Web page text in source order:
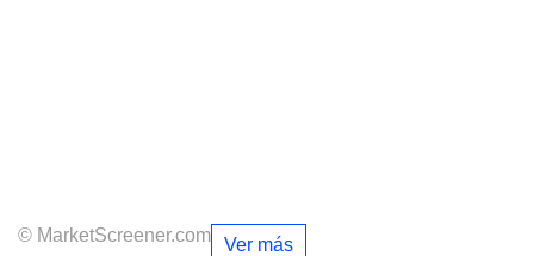
© MarketScreener.com Ver más